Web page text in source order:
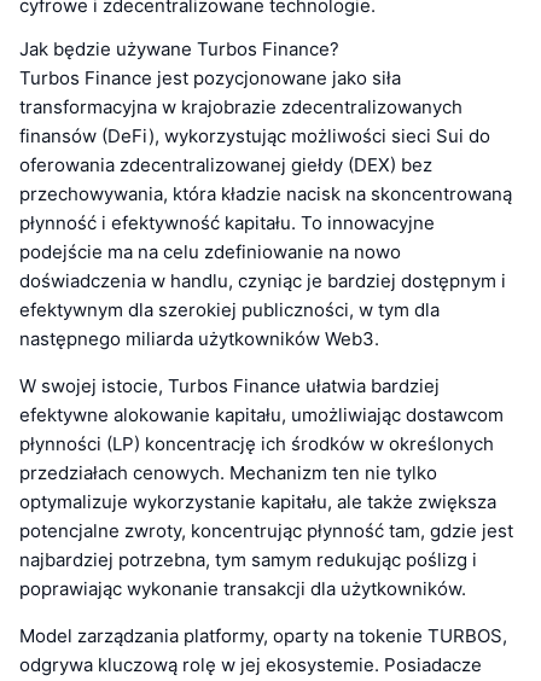
cyfrowe i zdecentralizowane technologie.
Jak będzie używane Turbos Finance?
Turbos Finance jest pozycjonowane jako siła
transformacyjna w krajobrazie zdecentralizowanych
finansów (DeFi), wykorzystując możliwości sieci Sui do
oferowania zdecentralizowanej giełdy (DEX) bez
przechowywania, która kładzie nacisk na skoncentrowaną
płynność i efektywność kapitału. To innowacyjne
podejście ma na celu zdefiniowanie na nowo
doświadczenia w handlu, czyniąc je bardziej dostępnym i
efektywnym dla szerokiej publiczności, w tym dla
następnego miliarda użytkowników Web3.
W swojej istocie, Turbos Finance ułatwia bardziej
efektywne alokowanie kapitału, umożliwiając dostawcom
płynności (LP) koncentrację ich środków w określonych
przedziałach cenowych. Mechanizm ten nie tylko
optymalizuje wykorzystanie kapitału, ale także zwiększa
potencjalne zwroty, koncentrując płynność tam, gdzie jest
najbardziej potrzebna, tym samym redukując poślizg i
poprawiając wykonanie transakcji dla użytkowników.
Model zarządzania platformy, oparty na tokenie TURBOS,
odgrywa kluczową rolę w jej ekosystemie. Posiadacze